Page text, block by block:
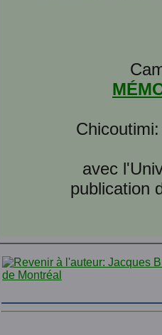
avec
publication